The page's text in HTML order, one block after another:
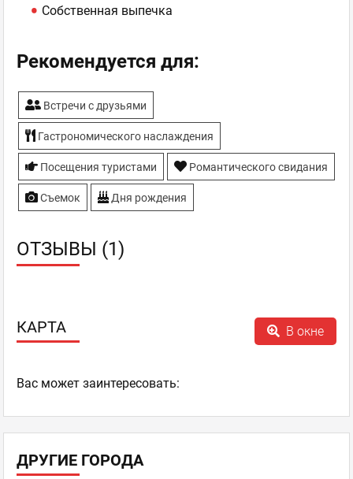
Собственная выпечка
Рекомендуется для:
Встречи с друзьями
Гастрономического наслаждения
Посещения туристами Романтического свидания
Съемок Дня рождения
ОТЗЫВЫ (1)
КАРТА В окне
Ваc может заинтересовать:
ДРУГИЕ ГОРОДА